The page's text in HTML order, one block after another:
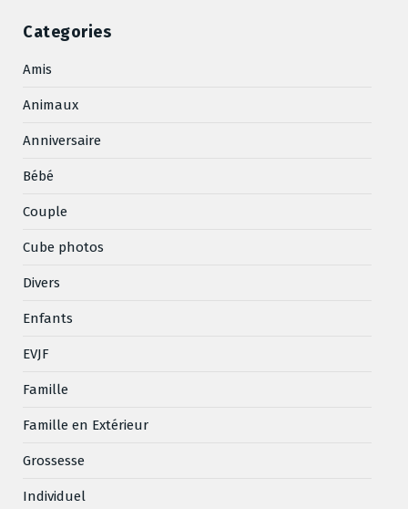
Categories
Amis
Animaux
Anniversaire
Bébé
Couple
Cube photos
Divers
Enfants
EVJF
Famille
Famille en Extérieur
Grossesse
Individuel